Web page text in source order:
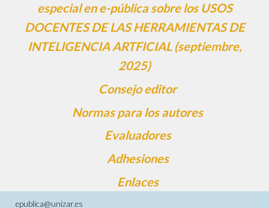
especial en e-pública sobre los USOS
DOCENTES DE LAS HERRAMIENTAS DE
INTELIGENCIA ARTFICIAL (septiembre,
2025)
Consejo editor
Normas para los autores
Evaluadores
Adhesiones
Enlaces
epublica@unizar.es